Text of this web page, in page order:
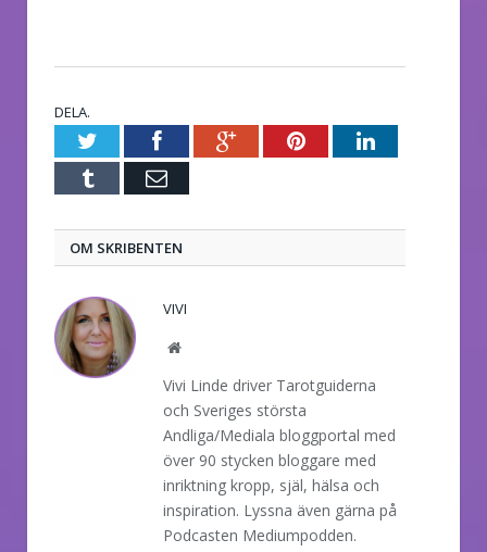
DELA.
TwitterFacebookGoogle+PinterestLinkedIn
Tumblr E-
OM SKRIBENTEN
VIVI
Website
Vivi Linde driver Tarotguiderna
och Sveriges största
Andliga/Mediala bloggportal med
över 90 stycken bloggare med
inriktning kropp, själ, hälsa och
inspiration. Lyssna även gärna på
Podcasten Mediumpodden.